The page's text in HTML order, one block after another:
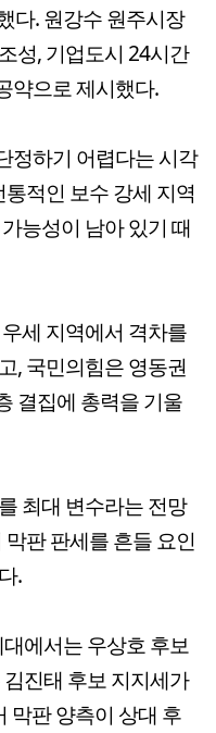
다. 원강수 원주시장
성, 기업도시 24시간
약으로 제시했다.
정하기 어렵다는 시각
적인 보수 강세 지역
능성이 남아 있기 때
세 지역에서 격차를
, 국민의힘은 영동권
결집에 총력을 기울
최대 변수라는 전망
판 판세를 흔들 요인
.
에서는 우상호 후보
진태 후보 지지세가
막판 양측이 상대 후